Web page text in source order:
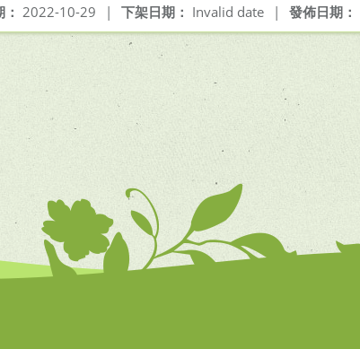
發佈日期：
下架日期： Invalid date |
2022-10-29 |